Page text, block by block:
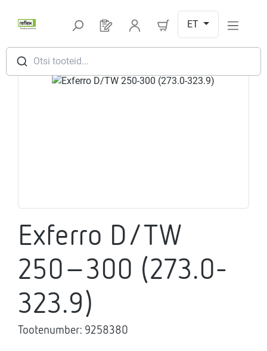
Otsi tooteid...
Sul on 0 toodet soovinimekirjas
ET
Jäta pildigalerii vahele
Exferro D/TW
250-300 (273.0-
323.9)
Tootenumber: 9258380